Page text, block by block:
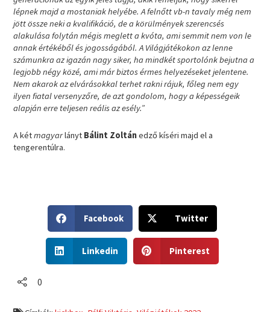
lépnek majd a mostaniak helyébe. A felnőtt vb-n tavaly még nem
jött össze neki a kvalifikáció, de a körülmények szerencsés
alakulása folytán mégis meglett a kvóta, ami semmit nem von le
annak értékéből és jogosságából. A Világjátékokon az lenne
számunkra az igazán nagy siker, ha mindkét sportolónk bejutna a
legjobb négy közé, ami már biztos érmes helyezéseket jelentene.
Nem akarok az elvárásokkal terhet rakni rájuk, főleg nem egy
ilyen fiatal versenyzőre, de azt gondolom, hogy a képességeik
alapján erre teljesen reális az esély.”
A kétmagyarlányt Bálint Zoltánedző kíséri majd el a
tengerentúlra.
h
a
r
Facebook
h
a
Twitter
h
a
Linkedin
h
a
Pinterest
0